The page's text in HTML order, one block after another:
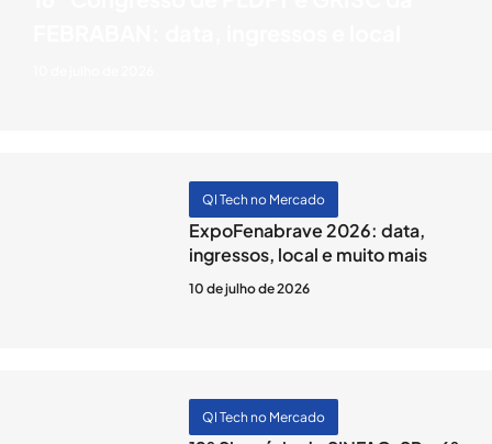
QI Tech no Mercado
ExpoFenabrave 2026: data,
ingressos, local e muito mais
10 de julho de 2026
QI Tech no Mercado